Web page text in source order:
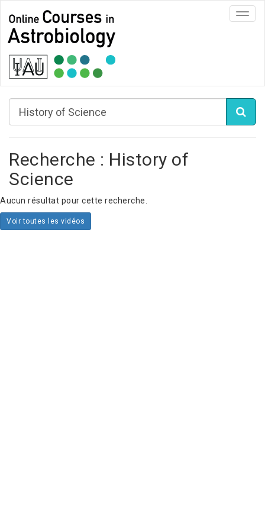
Recherche : History of
Science
Aucun résultat pour cette recherche.
Voir toutes les vidéos